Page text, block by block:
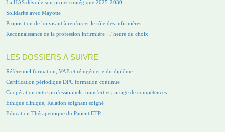
La HAS dévoile son projet stratégique 2025-2030
Solidarité avec Mayotte
Proposition de loi visant à renforcer le rôle des infirmières
Reconnaissance de la profession infirmière : l’heure du choix
LES DOSSIERS À SUIVRE
Référentiel formation, VAE et réingénierie du diplôme
Certification périodique DPC formation continue
Coopération entre professionnels, transfert et partage de compétences
Ethique clinique, Relation soignant soigné
Education Thérapeutique du Patient ETP